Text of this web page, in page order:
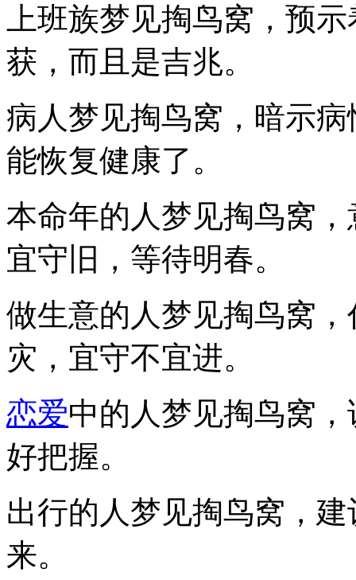
上班族梦见掏鸟窝，预
获，而且是吉兆。
病人梦见掏鸟窝，暗示
能恢复健康了。
本命年的人梦见掏鸟窝
宜守旧，等待明春。
做生意的人梦见掏鸟窝
灾，宜守不宜进。
恋爱中的人梦见掏鸟窝
好把握。
出行的人梦见掏鸟窝，
来。